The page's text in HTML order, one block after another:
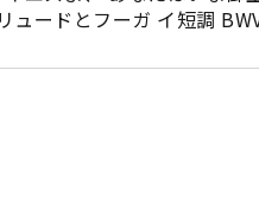
フーガ イ短調